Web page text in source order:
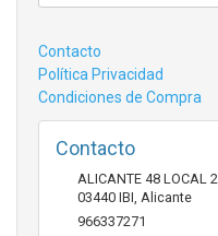
Contacto
Política Privacidad
Condiciones de Compra
Contacto
ALICANTE 48 LOCAL 2
03440 IBI Alicante
966337271